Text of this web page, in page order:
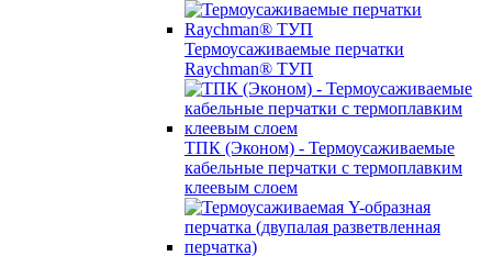
Термоусаживаемые перчатки
Raychman® ТУП
ТПК (Эконом) - Термоусаживаемые
кабельные перчатки с термоплавким
клеевым слоем